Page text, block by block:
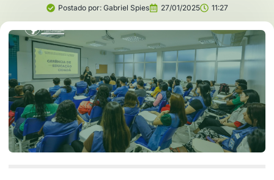
Postado por:Gabriel Spies 27/01/2025 11:27